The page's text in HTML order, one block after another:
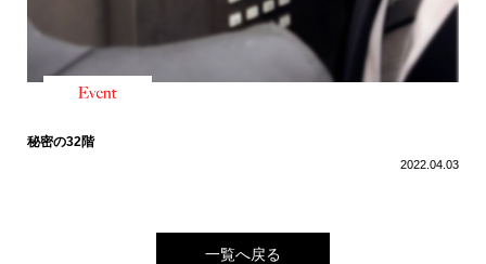
秘密の32階
2022.04.03
一覧へ戻る